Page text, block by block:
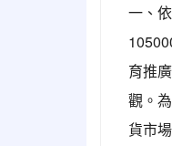
一、
育推
觀。
貨市